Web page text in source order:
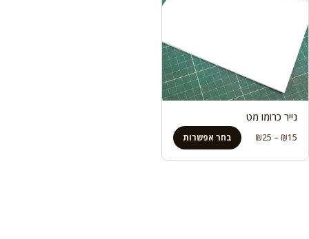
נייר כרומו מט
₪15
–
₪25
מחירים:
בחר אפשרות